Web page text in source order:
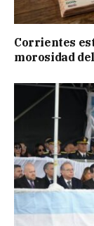
Corrientes
morosidad